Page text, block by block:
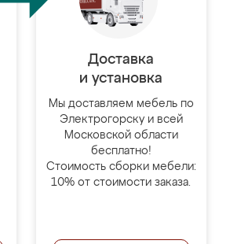
Доставка
и установка
Мы доставляем мебель по
Электрогорску и всей
Московской области
бесплатно!
Стоимость сборки мебели:
10% от стоимости заказа.